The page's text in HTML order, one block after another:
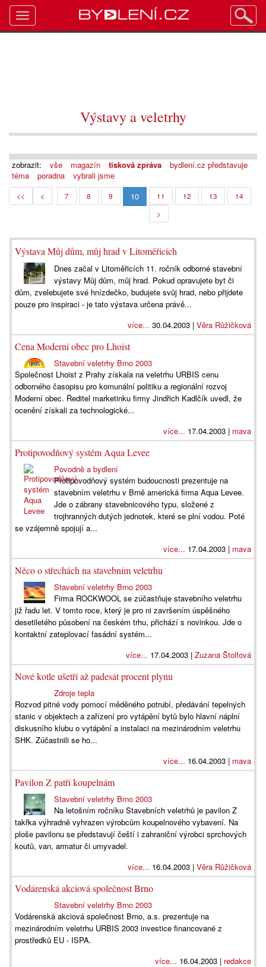
Výstavy a veletrhy
zobrazit: vše magazín tisková zpráva
bydlení.cz představuje
téma
poradna vybrali jsme
<< < 7 8 9 10 11 12 13
14
>
Výstava Můj dům, můj hrad v Litoměřicích
Dnes začal v Litoměřicích 11. ročník odborné stavební
výstavy Můj dům, můj hrad. Pokud opravujete byt či
dům, zvelebujete své hnízdečko, budujete svůj hrad, nebo přijdete
pouze pro inspiraci - je tato výstava určena právě...
více... 30.04.2003 | Věra Růžičková
Cena Moderní obec pro Lhoist
Stavební veletrhy Brno 2003
Společnost Lhoist z Prahy získala na veletrhu URBIS cenu
odborného časopisu pro komunální politiku a regionální rozvoj
Moderní obec. Ředitel marketinku firmy Jindřich Kadlčík uvedl, že
ocenění získali za technologické...
více... 17.04.2003 | mava
Protipovodňový systém Aqua Levee
Povodně a bydlení
Protipovodňový systém budoucnosti prezentuje na
stavebním veletrhu v Brně americká firma Aqua Levee.
Jde o zábrany stavebnicového typu, složené z
trojhranných dutých jednotek, které se plní vodou. Poté
se vzájemně spojují a...
více... 17.04.2003 | mava
Něco o střechách na stavebním veletrhu
Stavební veletrhy Brno 2003
Firma ROCKWOOL se zúčastňuje stavebního veletrhu
již řadu let. V tomto roce, který je pro ni završením úspěšného
desetiletého působení na českém trhu, přichází s novinkou. Jde o
kontaktní zateplovací fasádní systém...
více... 17.04.2003 | Zuzana Štolfová
Nové kotle ušetří až padesát procent plynu
Zdroje tepla
Rozvod pitné vody pomocí měděného potrubí, předávání tepelných
stanic v objektech a zařízení pro vytápění bytů bylo hlavní náplní
diskusního klubu o vytápění a instalaci na mezinárodním veletrhu
SHK. Zúčastnili se ho...
více... 16.04.2003 | mava
Pavilon Z patří koupelnám
Stavební veletrhy Brno 2003
Na letošním ročníku Stavebních veletrhů je pavilon Z
takřka výhradně vyhrazen výrobcům koupelnového vybavení. Na
ploše pavilonu se představují čeští i zahraniční výrobci sprchových
koutů, van, armatur či umyvadel.
více... 16.04.2003 | Věra Růžičková
Vodárenská akciová společnost Brno
Stavební veletrhy Brno 2003
Vodárenská akciová společnost Brno, a.s. prezentuje na
mezinárodním veletrhu URBIS 2003 investice financované z
prostředků EU - ISPA.
více... 16.04.2003 | redakce
Toggle
navigation